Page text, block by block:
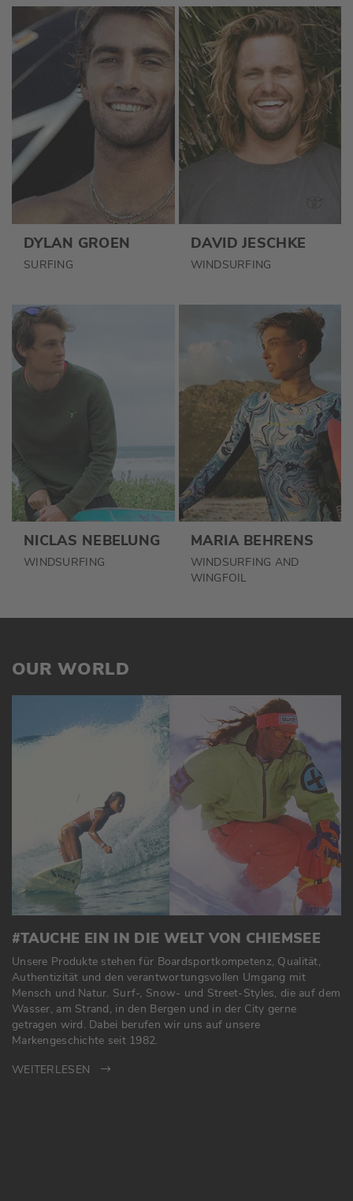
DYLAN GROEN
SURFING
DAVID JESCHKE
WINDSURFING
NICLAS NEBELUNG
WINDSURFING
MARIA BEHRENS
WINDSURFING AND
WINGFOIL
OUR WORLD
#TAUCHE EIN IN DIE WELT VON CHIEMSEE
Unsere Produkte stehen für Boardsportkompetenz, Qualität,
Authentizität und den verantwortungsvollen Umgang mit
Mensch und Natur. Surf-, Snow- und Street-Styles, die auf dem
Wasser, am Strand, in den Bergen und in der City gerne
getragen wird. Dabei berufen wir uns auf unsere
Markengeschichte seit 1982.
WEITERLESEN